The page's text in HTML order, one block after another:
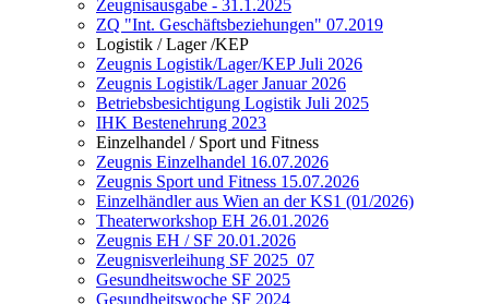
Zeugnisausgabe - 31.1.2025
ZQ "Int. Geschäftsbeziehungen" 07.2019
Logistik / Lager /KEP
Zeugnis Logistik/Lager/KEP Juli 2026
Zeugnis Logistik/Lager Januar 2026
Betriebsbesichtigung Logistik Juli 2025
IHK Bestenehrung 2023
Einzelhandel / Sport und Fitness
Zeugnis Einzelhandel 16.07.2026
Zeugnis Sport und Fitness 15.07.2026
Einzelhändler aus Wien an der KS1 (01/2026)
Theaterworkshop EH 26.01.2026
Zeugnis EH / SF 20.01.2026
Zeugnisverleihung SF 2025_07
Gesundheitswoche SF 2025
Gesundheitswoche SF 2024